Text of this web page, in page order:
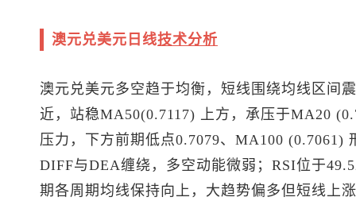
澳元兑美元 日线技术分析
澳元兑美元多空趋于均衡，短线围绕均线区间
近，站稳MA50(0.7117) 上方，承压于MA20
压力，下方前期低点0.7079、MA100 (0.7061)
DIFF与DEA缠绕，多空动能微弱；RSI位于
期各周期均线保持向上，大趋势偏多但短线上